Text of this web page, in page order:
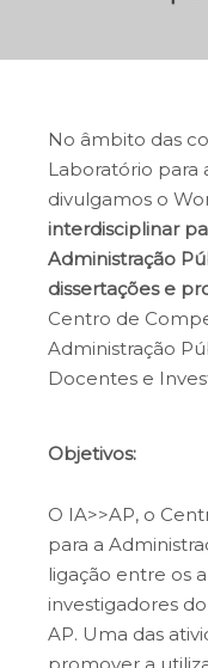
No âmbito das
Laboratório para
divulgamos o
interdisciplinar
Administração
dissertações e
Centro de
Administração
Docentes e
Objetivos:
O IA>>AP, o
para a
ligação entre os
investigadores
AP. Uma das